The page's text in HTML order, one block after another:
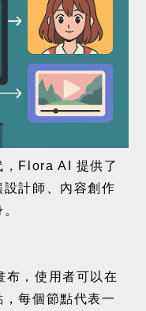
Flora AI 提供了
計師、內容創作
布，使用者可以在
，每個節點代表一